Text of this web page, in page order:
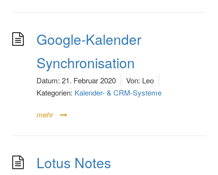
Google-Kalender
Synchronisation
Datum: 21. Februar 2020 Von: Leo
Kategorien: Kalender- & CRM-Systeme
mehr
Lotus Notes